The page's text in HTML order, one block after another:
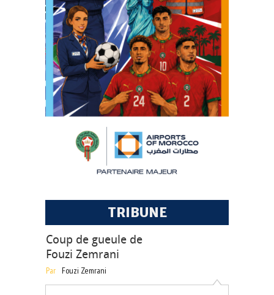
TRIBUNE
Coup de gueule de
Fouzi Zemrani
Par Fouzi Zemrani